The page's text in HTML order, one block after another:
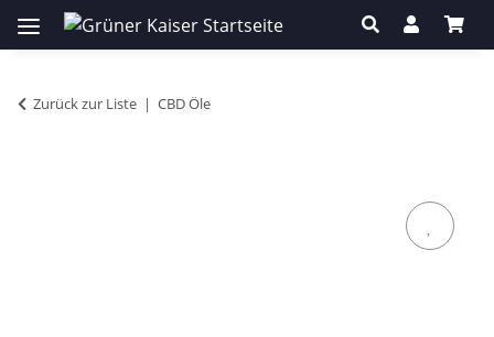
Zurück zur Liste CBD Öle